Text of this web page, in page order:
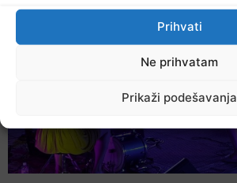
Prihvati
Ne prihvatam
Prikaži podešavanja